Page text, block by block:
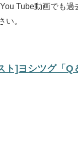
Tube動画でも過
い。
]ヨシツグ「Q